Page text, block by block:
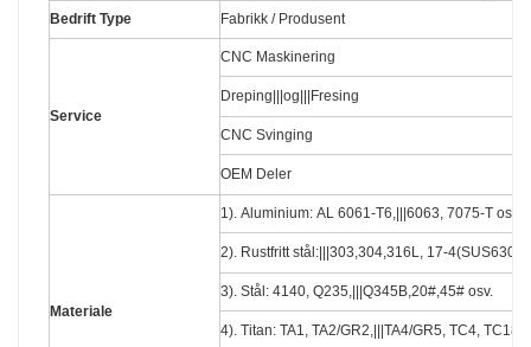
Bedrift Type Fabrikk / Produsent
Service
CNC Maskinering
Dreping|||og|||Fresing
CNC Svinging
OEM Deler
Materiale
1). Aluminium: AL 6061-T6,|||6063, 7075-T osv.
2). Rustfritt stål:|||303,304,316L, 17-4(SUS630)
3). Stål: 4140, Q235,|||Q345B,20#,45# osv.
4). Titan: TA1, TA2/GR2,|||TA4/GR5, TC4, TC18